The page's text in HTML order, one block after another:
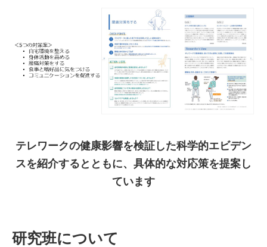
テレワークの健康影響を検証した科学的エビデン
スを紹介するとともに、具体的な対応策を提案し
ています
研究班について